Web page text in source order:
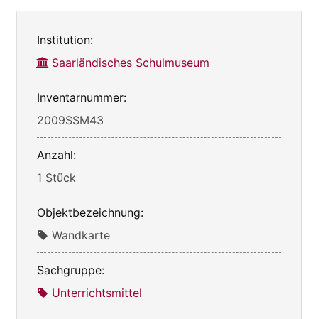
Institution:
Saarländisches Schulmuseum
Inventarnummer:
2009SSM43
Anzahl:
1 Stück
Objektbezeichnung:
Wandkarte
Sachgruppe:
Unterrichtsmittel